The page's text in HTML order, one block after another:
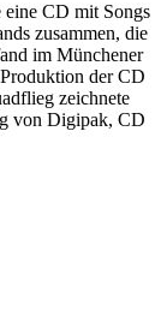
eine CD mit Songs
zusammen, die
im Münchener
der CD
zeichnete
von Digipak, CD